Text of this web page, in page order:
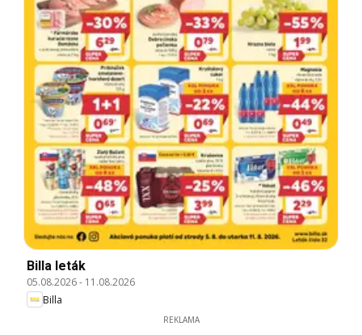
Billa leták
05.08.2026- 11.08.2026
Billa
REKLAMA